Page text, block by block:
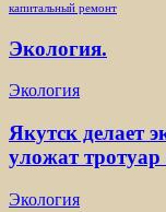
капитальный ремонт
Экология.
Экология
Якутск делает
уложат тротуар
Экология